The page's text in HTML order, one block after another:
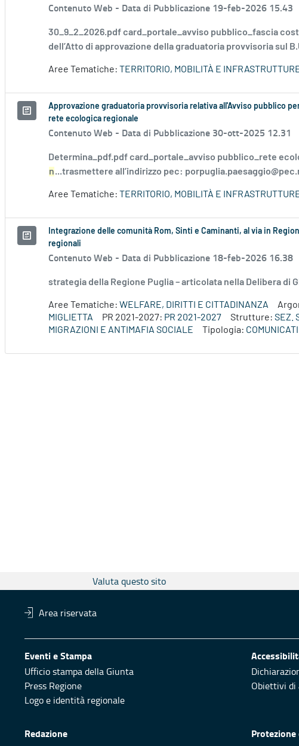
Contenuto Web - Data di Pubblicazione 19-feb-2026 15.43
30_9_2_2026.pdf card_portale_avviso pubblico_fascia
dell’Atto di approvazione della graduatoria provvisoria sul
Aree Tematiche: TERRITORIO, MOBILITÀ E
Approvazione graduatoria provvisoria relativa all'Avviso pubblico
rete ecologica regionale
Contenuto Web - Data di Pubblicazione 30-ott-2025 12.31
Determina_pdf.pdf card_portale_avviso pubblico_rete
n...trasmettere all’indirizzo pec:
Aree Tematiche: TERRITORIO, MOBILITÀ E
Integrazione delle comunità Rom, Sinti e Caminanti, al via in
regionali
Contenuto Web - Data di Pubblicazione 18-feb-2026 16.38
strategia della Regione Puglia – articolata nella Delibera di
Aree Tematiche: WELFARE, DIRITTI E CITTADINANZA
MIGLIETTA
PR 2021-2027: PR 2021-2027 Strutture: SEZ.
MIGRAZIONI E ANTIMAFIA SOCIALE
Tipologia:
Valuta questo sito
Area riservata
Eventi e Stampa
Ufficio stampa della Giunta
Press Regione
Logo e identità regionale
Obiettivi di
Redazione Protezione